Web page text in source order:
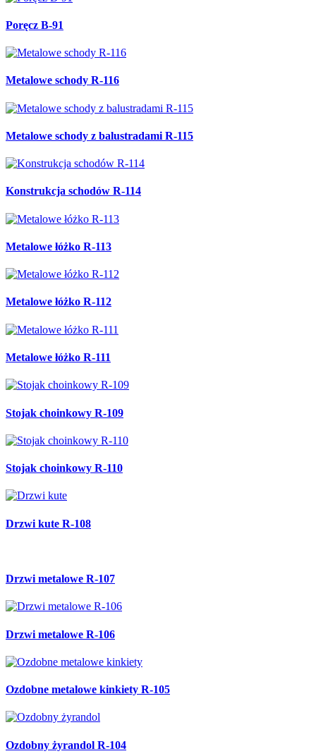
Poręcz B-91
Metalowe schody R-116
Metalowe schody z balustradami R-115
Konstrukcja schodów R-114
Metalowe łóżko R-113
Metalowe łóżko R-112
Metalowe łóżko R-111
Stojak choinkowy R-109
Stojak choinkowy R-110
Drzwi kute R-108
Drzwi metalowe R-107
Drzwi metalowe R-106
Ozdobne metalowe kinkiety R-105
Ozdobny żyrandol R-104